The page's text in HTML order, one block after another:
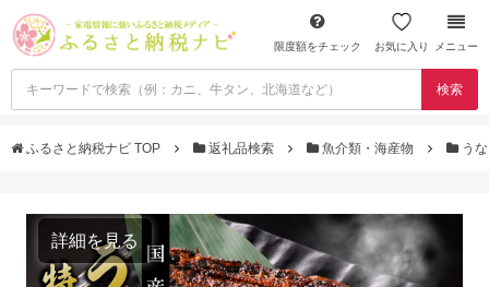
限度額をチェック お気に入り メニュー
検索
ふるさと納税ナビ TOP 返礼品検索 魚介類・海産物 う
詳細を見る